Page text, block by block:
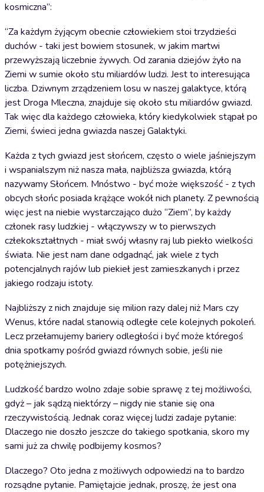
kosmiczna”:
“Za każdym żyjącym obecnie człowiekiem stoi trzydzieści
duchów - taki jest bowiem stosunek, w jakim martwi
przewyższają liczebnie żywych. Od zarania dziejów żyło na
Ziemi w sumie około stu miliardów ludzi. Jest to interesująca
liczba. Dziwnym zrządzeniem losu w naszej galaktyce, którą
jest Droga Mleczna, znajduje się około stu miliardów gwiazd.
Tak więc dla każdego człowieka, który kiedykolwiek stąpał po
Ziemi, świeci jedna gwiazda naszej Galaktyki.
Każda z tych gwiazd jest słońcem, często o wiele jaśniejszym
i wspanialszym niż nasza mała, najbliższa gwiazda, którą
nazywamy Słońcem. Mnóstwo - być może większość - z tych
obcych słońc posiada krążące wokół nich planety. Z pewnością
więc jest na niebie wystarczająco dużo “Ziem”, by każdy
członek rasy ludzkiej - włączywszy w to pierwszych
człekokształtnych - miał swój własny raj lub piekło wielkości
świata. Nie jest nam dane odgadnąć, jak wiele z tych
potencjalnych rajów lub piekieł jest zamieszkanych i przez
jakiego rodzaju istoty.
Najbliższy z nich znajduje się milion razy dalej niż Mars czy
Wenus, które nadal stanowią odległe cele kolejnych pokoleń.
Lecz przełamujemy bariery odległości i być może któregoś
dnia spotkamy pośród gwiazd równych sobie, jeśli nie
potężniejszych.
Ludzkość bardzo wolno zdaje sobie sprawę z tej możliwości,
gdyż – jak sądzą niektórzy – nigdy nie stanie się ona
rzeczywistością. Jednak coraz więcej ludzi zadaje pytanie:
Dlaczego nie doszło jeszcze do takiego spotkania, skoro my
sami już za chwilę podbijemy kosmos?
Dlaczego? Oto jedna z możliwych odpowiedzi na to bardzo
rozsądne pytanie. Pamiętajcie jednak, proszę, że jest ona